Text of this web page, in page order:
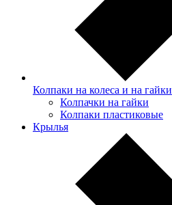
Колпаки на колеса и на гайки
Колпачки на гайки
Колпаки пластиковые
Крылья